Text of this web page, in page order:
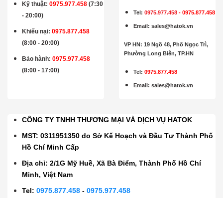
Kỹ thuật:0975.977.458 (7:30
- 20:00)
Khiếu nại: 0975.877.458
(8:00 - 20:00)
Bảo hành:0975.977.458
(8:00 - 17:00)
Tel:0975.977.458 -0975.877.458
Email:sales@hatok.vn
VP HN: 19 Ngõ 48, Phố Ngọc Trì,
Phường Long Biên, TP.HN
Tel: 0975.877.458
Email :sales@hatok.vn
CÔNG TY TNHH THƯƠNG MẠI VÀ DỊCH VỤ HATOK
MST: 0311951350 do Sở Kế Hoạch và Đầu Tư Thành Phố
Hồ Chí Minh Cấp
Địa chỉ: 2/1G Mỹ Huề, Xã Bà Điểm, Thành Phố Hồ Chí
Minh, Việt Nam
Tel:0975.877.458 -0975.977.458